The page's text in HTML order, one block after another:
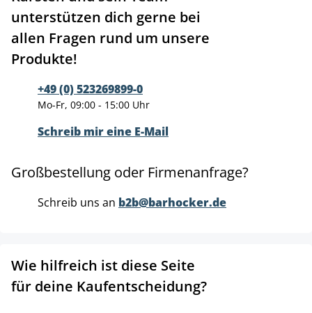
unterstützen dich gerne bei
allen Fragen rund um unsere
Produkte!
+49 (0) 523269899-0
Mo-Fr, 09:00 - 15:00 Uhr
Schreib mir eine E-Mail
Großbestellung oder Firmenanfrage?
Schreib uns an b2b@barhocker.de
Wie hilfreich ist diese Seite
für deine Kaufentscheidung?